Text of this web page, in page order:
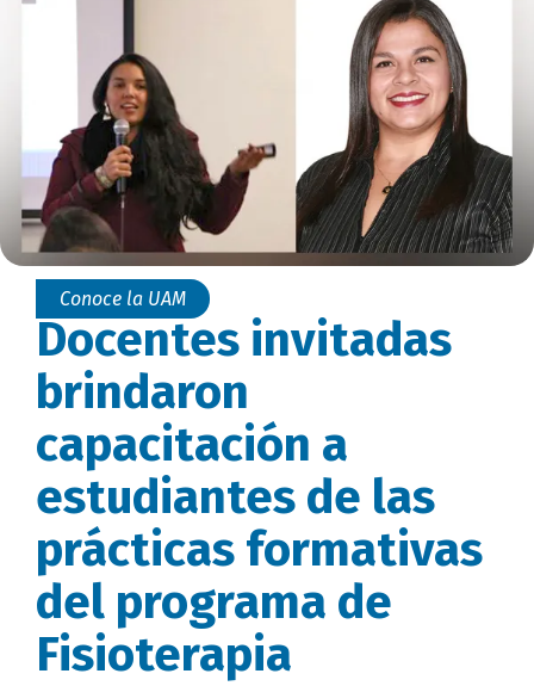
Conoce la UAM
Docentes invitadas
brindaron
capacitación a
estudiantes de las
prácticas formativas
del programa de
Fisioterapia